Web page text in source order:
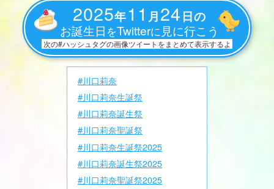
2025年11 月24 日の
お誕生日 をTwitterに 見に行こう
次の#ハッシュタグの画像ツイートをまとめて表示するよ
#川口莉奈
#川口莉奈生誕祭
#川口莉奈誕生祭
#川口莉奈聖誕祭
#川口莉奈生誕祭2025
#川口莉奈誕生祭2025
#川口莉奈聖誕祭2025